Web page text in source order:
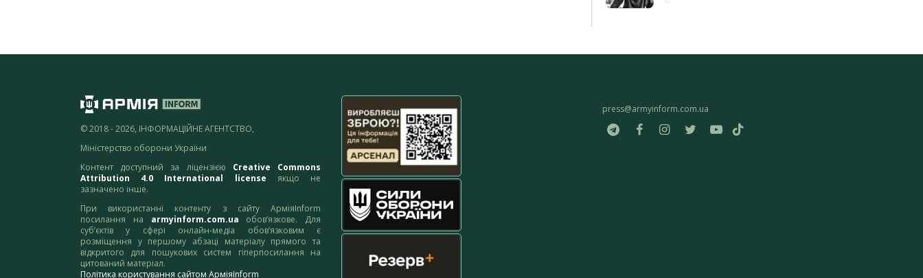
© 2018 - 2026, ІНФОРМАЦІЙНЕ АГЕНТСТВО,
Міністерство оборони України
Контент доступний за ліцензією Creative Commons
Attribution 4.0 International license якщо не
зазначено інше.
При використанні контенту з сайту АрміяInform
посилання на armyinform.com.ua обов’язкове. Для
суб’єктів у сфері онлайн-медіа обов’язковим є
розміщення у першому абзаці матеріалу прямого та
відкритого для пошукових систем гіперпосилання на
цитований матеріал.
Політика користування сайтом АрміяInform
press@armyinform.com.ua